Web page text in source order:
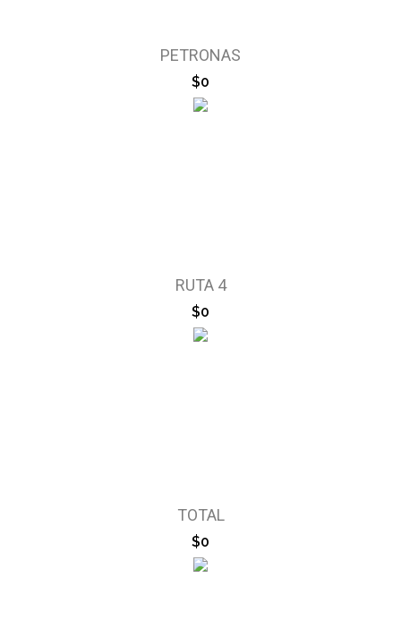
PETRONAS
$0
RUTA 4
$0
TOTAL
$0